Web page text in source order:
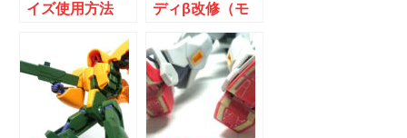
イズ使用方法
ディβ改修（モ
パーツ整形）